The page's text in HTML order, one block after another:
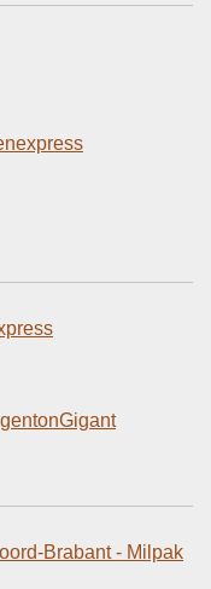
Brabant - Milpak